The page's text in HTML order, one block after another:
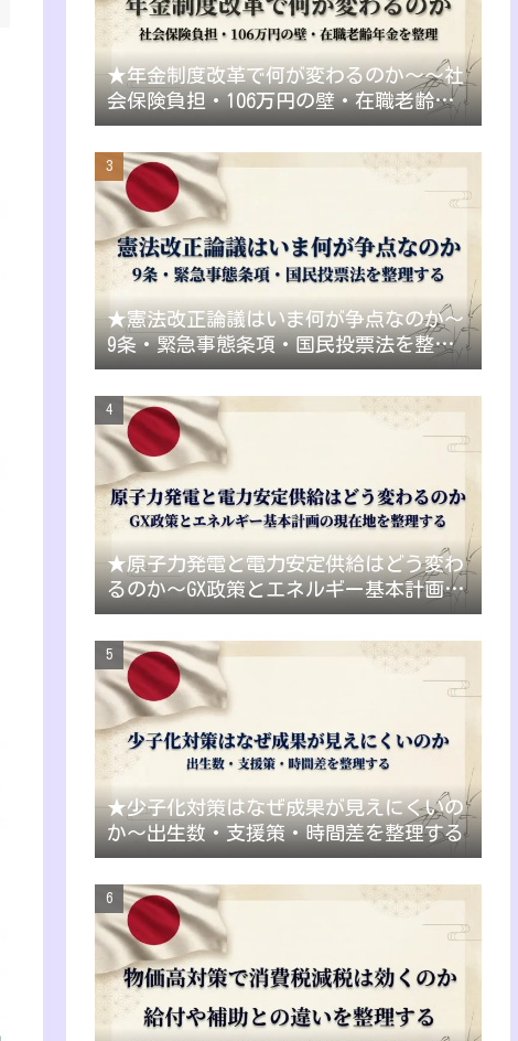
★年金制度改革で何が変わるのか～～社
会保険負担・106万円の壁・在職老齢年
金を整理
★憲法改正論議はいま何が争点なのか～
9条・緊急事態条項・国民投票法を整理
する
★原子力発電と電力安定供給はどう変わ
るのか～GX政策とエネルギー基本計画の
現在地を整理する
★少子化対策はなぜ成果が見えにくいの
か～出生数・支援策・時間差を整理する